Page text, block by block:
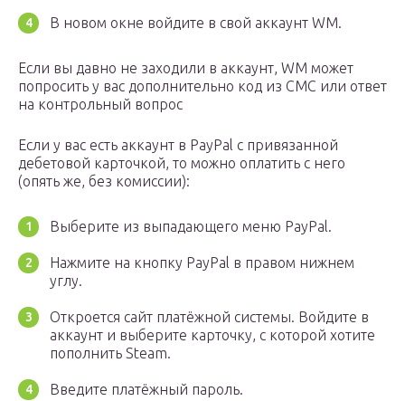
В новом окне войдите в свой аккаунт WM.
Если вы давно не заходили в аккаунт, WM может
попросить у вас дополнительно код из СМС или ответ
на контрольный вопрос
Если у вас есть аккаунт в PayPal с привязанной
дебетовой карточкой, то можно оплатить с него
(опять же, без комиссии):
Выберите из выпадающего меню PayPal.
Нажмите на кнопку PayPal в правом нижнем
углу.
Откроется сайт платёжной системы. Войдите в
аккаунт и выберите карточку, с которой хотите
пополнить Steam.
Введите платёжный пароль.